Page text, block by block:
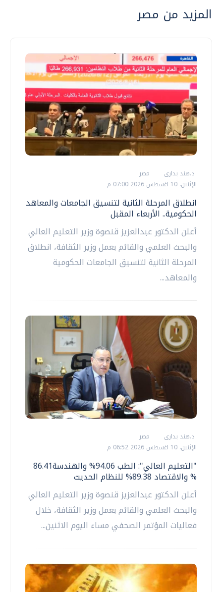
المزيد من مصر
د.هند بدارى
مصر
الإثنين، 10 اغسطس 2026 07:00 م
انطلاق المرحلة الثانية لتنسيق الجامعات والمعاهد
الحكومية.. الأربعاء المقبل
أعلن الدكتور عبدالعزيز قنصوة وزير التعليم العالي
والبحث العلمي والقائم بعمل وزير الثقافة، انطلاق
المرحلة الثانية لتنسيق الجامعات الحكومية
والمعاهد...
د.هند بدارى
مصر
الإثنين، 10 اغسطس 2026 06:52 م
"التعليم العالي": الطب 94.06% والهندسة86.41
% والاقتصاد 89.38% للنظام الحديث
أعلن الدكتور عبدالعزيز قنصوة وزير التعليم العالي
والبحث العلمي والقائم بعمل وزير الثقافة، خلال
فعاليات المؤتمر الصحفي مساء اليوم الاثنين...